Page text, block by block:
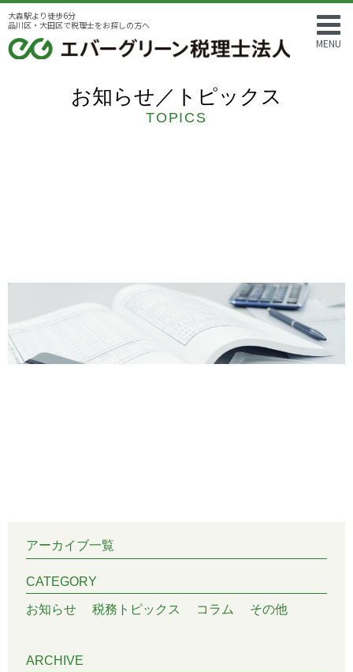
MENU
大森駅より徒歩6分
品川区・大田区で税理士をお探しの方へ
お知らせ／トピックス
TOPICS
アーカイブ一覧
CATEGORY
お知らせ 税務トピックス コラム その他
ARCHIVE